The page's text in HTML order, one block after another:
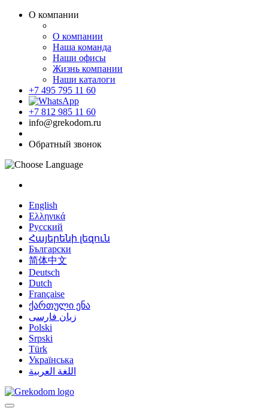
О компании
О компании
Наша команда
Наши офисы
Жизнь компании
Наши каталоги
+7 495 795 11 60
+7 812 985 11 60
info@grekodom.ru
Обратный звонок
English
Ελληνικά
Русский
Հայերենի լեզուն
Български
简体中文
Deutsch
Dutch
Française
ქართული ენა
زبان فارسی
Polski
Srpski
Türk
Українська
اللغة العربية